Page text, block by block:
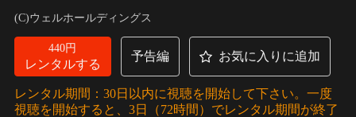
(C)ウェルホールディングス
440円
レンタルする
予告編 お気に入りに追加
レンタル期間：30日以内に視聴を開始して下さい。一度
視聴を開始すると、3日（72時間）でレンタル期間が終了